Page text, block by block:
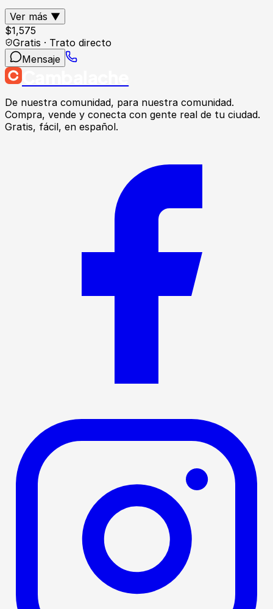
Ver más ▼
$1,575
Gratis · Trato directo
Mensaje
De nuestra comunidad, para nuestra comunidad.
Compra, vende y conecta con gente real de tu ciudad.
Gratis, fácil, en español.